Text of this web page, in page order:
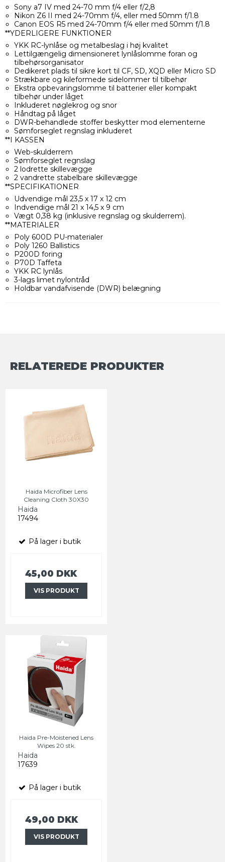
Sony a7 IV med 24-70 mm f/4 eller f/2,8
Nikon Z6 II med 24-70mm f/4, eller med 50mm f/1.8
Canon EOS R5 med 24-70mm f/4 eller med 50mm f/1.8
**YDERLIGERE FUNKTIONER
YKK RC-lynlåse og metalbeslag i høj kvalitet
Lettilgængelig dimensioneret lynlåslomme foran og
tilbehørsorganisator
Dedikeret plads til sikre kort til CF, SD, XQD eller Micro SD
Strækbare og kileformede sidelommer til tilbehør
Ekstra opbevaringslomme til batterier eller kompakt
tilbehør under låget
Inkluderet nøglekrog og snor
Håndtag på låget
DWR-behandlede stoffer beskytter mod elementerne
Sømforseglet regnslag inkluderet
**I KASSEN
Web-skulderrem
Sømforseglet regnslag
2 lodrette skillevægge
2 vandrette stabelbare skillevægge
**SPECIFIKATIONER
Udvendige mål 23,5 x 17 x 12 cm
Indvendige mål 21 x 14,5 x 9 cm
Vægt 0,38 kg (inklusive regnslag og skulderrem).
**MATERIALER
Poly 600D PU-materialer
Poly 1260 Ballistics
P200D foring
P70D Taffeta
YKK RC lynlås
3-lags limet nylontråd
Holdbar vandafvisende (DWR) belægning
RELATEREDE PRODUKTER
Haida Microfiber Lens
Cleaning Cloth 30X30
Haida
17494
På lager i butik
45,00 DKK
VIS PRODUKT
Haida Pre-Moistened Lens
Wipes 20 stk.
Haida
17639
På lager i butik
49,00 DKK
VIS PRODUKT